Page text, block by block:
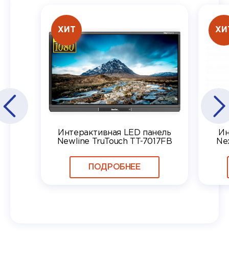
ХИТ
Интерактивная LED панель
Newline TruTouch TT-7017FB
ПОДРОБНЕЕ